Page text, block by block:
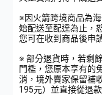
※因火箭跨境商品為
始配送至配達為止，
您可在收到商品後申
※ 部分退貨時，若剩
門檻，您原本享有的
消，境外賣家保留補
195元）並直接從退